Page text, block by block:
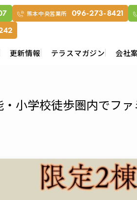
熊本中央営業所 096-273-8421
更新情報 テラスマガジン 会社
小学校徒歩圏内でファ